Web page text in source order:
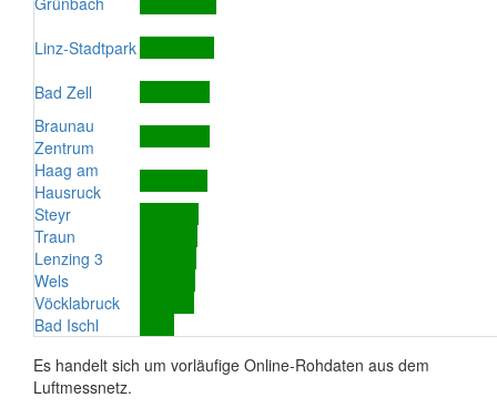
Linz-Stadtpark
Bad Zell
Braunau
Zentrum
Haag am
Hausruck
Steyr
Traun
Lenzing 3
Wels
Vöcklabruck
Bad Ischl
Es handelt sich um vorläufige Online-Rohdaten aus dem
Luftmessnetz.